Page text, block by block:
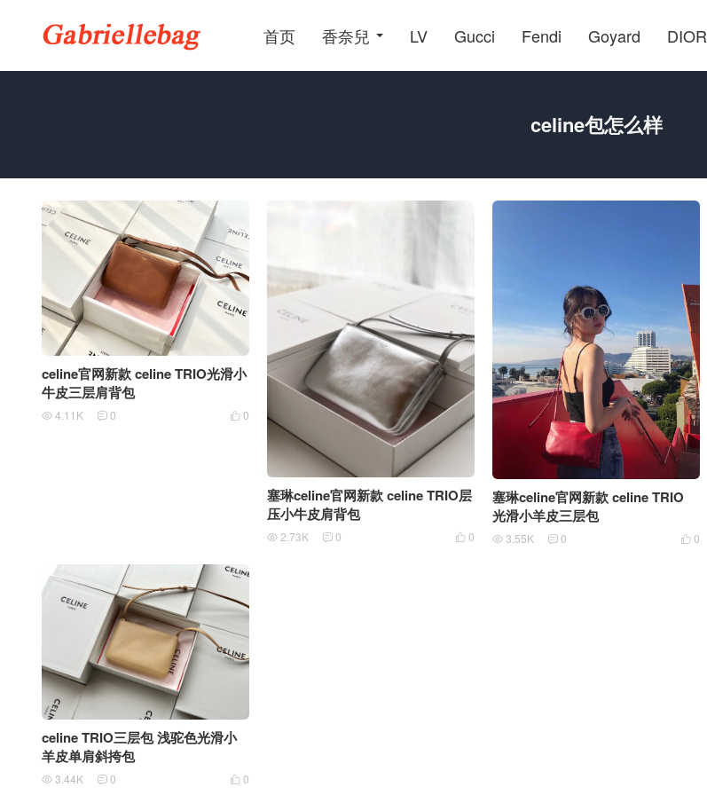
首页 香奈兒 LV Gucci Fendi Goyard DIOR
celine包怎么样
celine官网新款 celine TRIO光滑小
牛皮三层肩背包
 0
 4.11K  0
塞琳celine官网新款 celine TRIO层
压小牛皮肩背包
 0
 2.73K  0
塞琳celine官网新款 celine TRIO
光滑小羊皮三层包
 0
 3.55K  0
celine TRIO三层包 浅驼色光滑小
羊皮单肩斜挎包
 0
 3.44K  0